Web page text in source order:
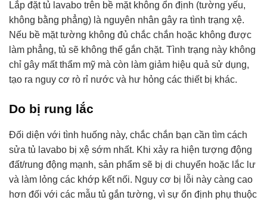
Lắp đặt tủ lavabo trên bề mặt không ổn định (tường yếu,
không bằng phẳng) là nguyên nhân gây ra tình trạng xệ.
Nếu bề mặt tường không đủ chắc chắn hoặc không được
làm phẳng, tủ sẽ không thể gắn chặt. Tình trạng này không
chỉ gây mất thẩm mỹ mà còn làm giảm hiệu quả sử dụng,
tạo ra nguy cơ rò rỉ nước và hư hỏng các thiết bị khác.
Do bị rung lắc
Đối diện với tình huống này, chắc chắn bạn cần tìm cách
sửa tủ lavabo bị xệ sớm nhất. Khi xảy ra hiện tượng động
đất/rung động mạnh, sản phẩm sẽ bị di chuyển hoặc lắc lư
và làm lỏng các khớp kết nối. Nguy cơ bị lỗi này càng cao
hơn đối với các mẫu tủ gắn tường, vì sự ổn định phụ thuộc